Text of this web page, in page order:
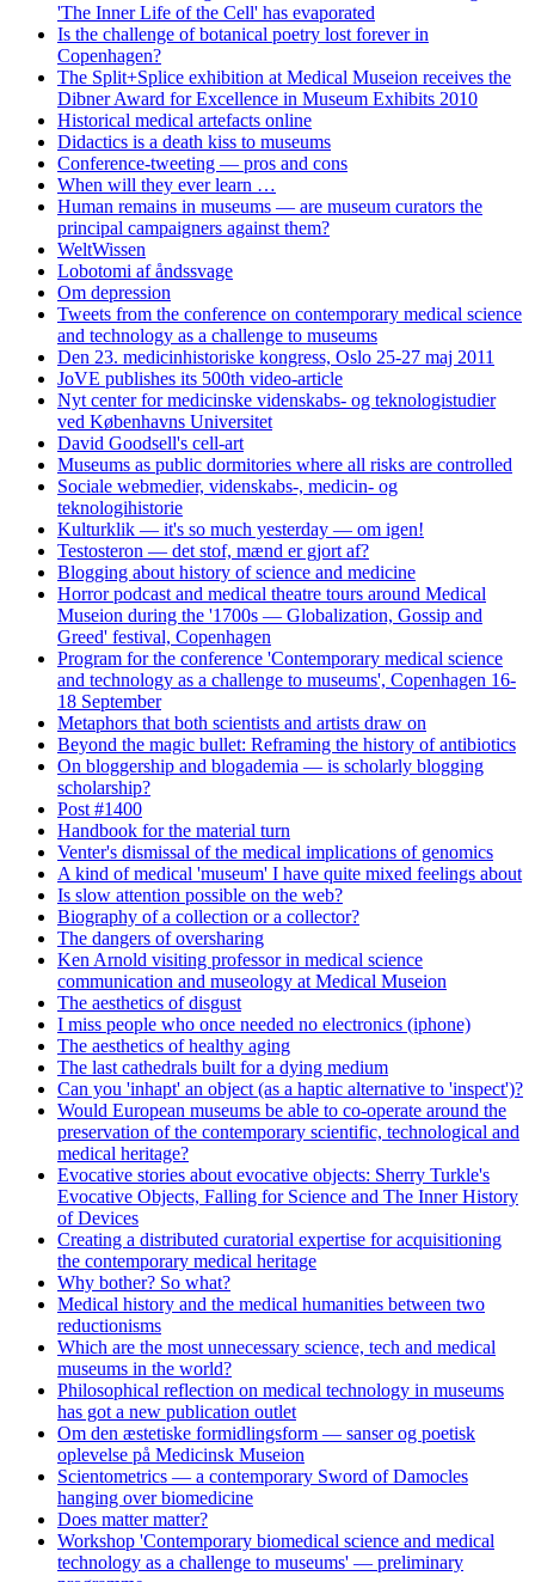
'The Inner Life of the Cell' has evaporated
Is the challenge of botanical poetry lost forever in
Copenhagen?
The Split+Splice exhibition at Medical Museion receives the
Dibner Award for Excellence in Museum Exhibits 2010
Historical medical artefacts online
Didactics is a death kiss to museums
Conference-tweeting — pros and cons
When will they ever learn …
Human remains in museums — are museum curators the
principal campaigners against them?
WeltWissen
Lobotomi af åndssvage
Om depression
Tweets from the conference on contemporary medical science
and technology as a challenge to museums
Den 23. medicinhistoriske kongress, Oslo 25-27 maj 2011
JoVE publishes its 500th video-article
Nyt center for medicinske videnskabs- og teknologistudier
ved Københavns Universitet
David Goodsell's cell-art
Museums as public dormitories where all risks are controlled
Sociale webmedier, videnskabs-, medicin- og
teknologihistorie
Kulturklik — it's so much yesterday — om igen!
Testosteron — det stof, mænd er gjort af?
Blogging about history of science and medicine
Horror podcast and medical theatre tours around Medical
Museion during the '1700s — Globalization, Gossip and
Greed' festival, Copenhagen
Program for the conference 'Contemporary medical science
and technology as a challenge to museums', Copenhagen 16-
18 September
Metaphors that both scientists and artists draw on
Beyond the magic bullet: Reframing the history of antibiotics
On bloggership and blogademia — is scholarly blogging
scholarship?
Post #1400
Handbook for the material turn
Venter's dismissal of the medical implications of genomics
A kind of medical 'museum' I have quite mixed feelings about
Is slow attention possible on the web?
Biography of a collection or a collector?
The dangers of oversharing
Ken Arnold visiting professor in medical science
communication and museology at Medical Museion
The aesthetics of disgust
I miss people who once needed no electronics (iphone)
The aesthetics of healthy aging
The last cathedrals built for a dying medium
Can you 'inhapt' an object (as a haptic alternative to 'inspect')?
Would European museums be able to co-operate around the
preservation of the contemporary scientific, technological and
medical heritage?
Evocative stories about evocative objects: Sherry Turkle's
Evocative Objects, Falling for Science and The Inner History
of Devices
Creating a distributed curatorial expertise for acquisitioning
the contemporary medical heritage
Why bother? So what?
Medical history and the medical humanities between two
reductionisms
Which are the most unnecessary science, tech and medical
museums in the world?
Philosophical reflection on medical technology in museums
has got a new publication outlet
Om den æstetiske formidlingsform — sanser og poetisk
oplevelse på Medicinsk Museion
Scientometrics — a contemporary Sword of Damocles
hanging over biomedicine
Does matter matter?
Workshop 'Contemporary biomedical science and medical
technology as a challenge to museums' — preliminary